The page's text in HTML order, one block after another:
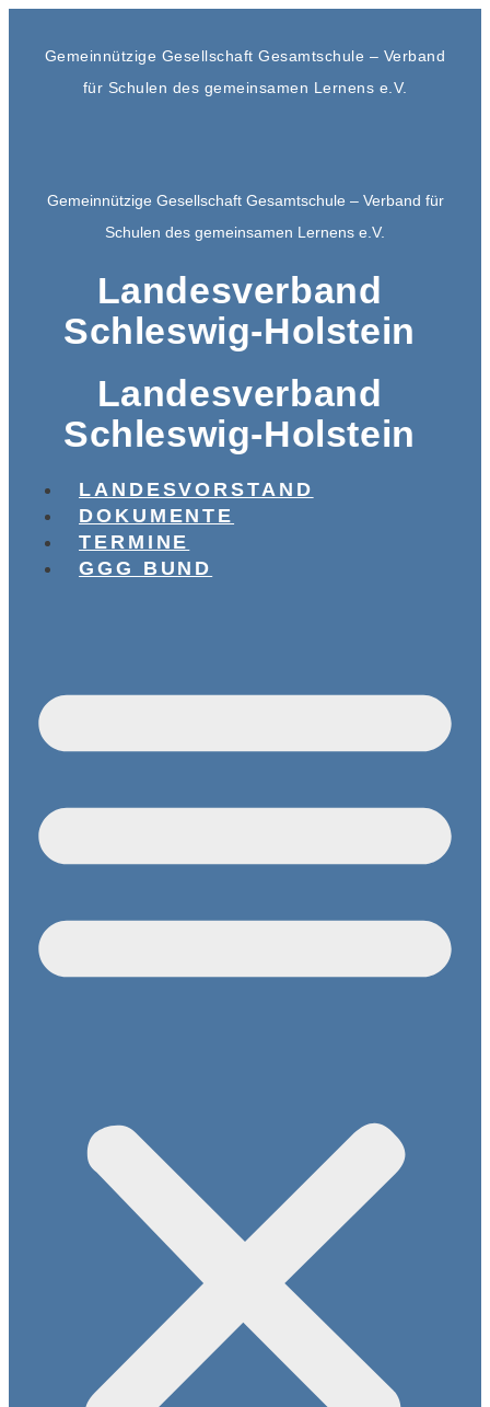
Gemeinnützige Gesellschaft Gesamtschule – Verband
für Schulen des gemeinsamen Lernens e.V.
Gemeinnützige Gesellschaft Gesamtschule – Verband für
Schulen des gemeinsamen Lernens e.V.
Landesverband
Schleswig-Holstein
Landesverband
Schleswig-Holstein
LANDESVORSTAND
DOKUMENTE
TERMINE
GGG BUND